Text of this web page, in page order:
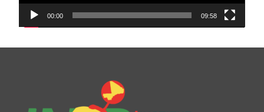
00:00 09:58